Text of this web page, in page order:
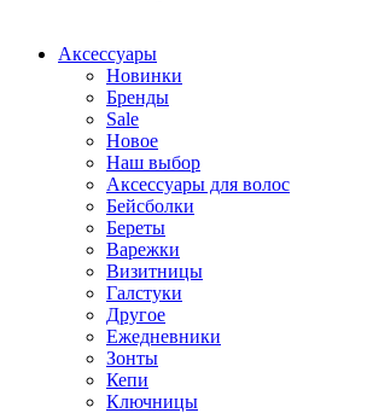
Аксессуары
Новинки
Бренды
Sale
Новое
Наш выбор
Аксессуары для волос
Бейсболки
Береты
Варежки
Визитницы
Галстуки
Другое
Ежедневники
Зонты
Кепи
Ключницы